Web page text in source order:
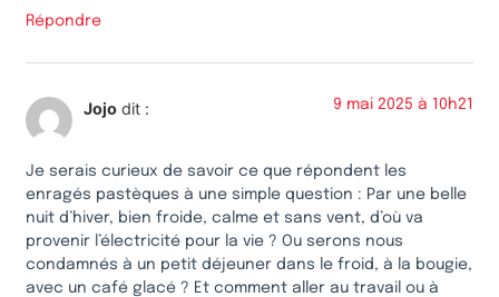
Répondre
Jojo dit : 9 mai 2025 à 10h21
Je serais curieux de savoir ce que répondent les
enragés pastèques à une simple question : Par une belle
nuit d’hiver, bien froide, calme et sans vent, d’où va
provenir l’électricité pour la vie ? Ou serons nous
condamnés à un petit déjeuner dans le froid, à la bougie,
avec un café glacé ? Et comment aller au travail ou à